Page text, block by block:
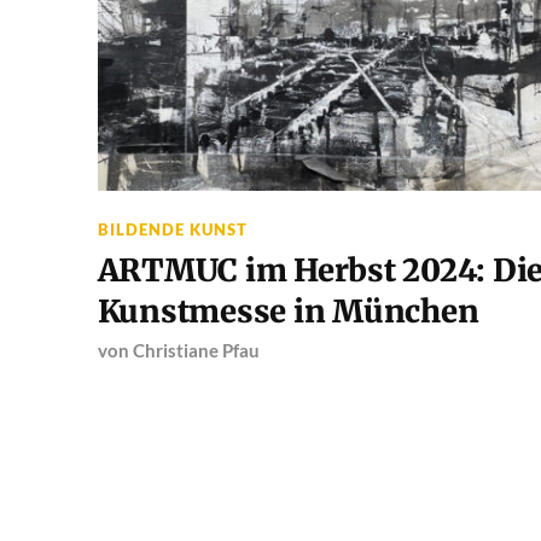
BILDENDE KUNST
ARTMUC im Herbst 2024:
Kunstmesse in München
von Christiane Pfau